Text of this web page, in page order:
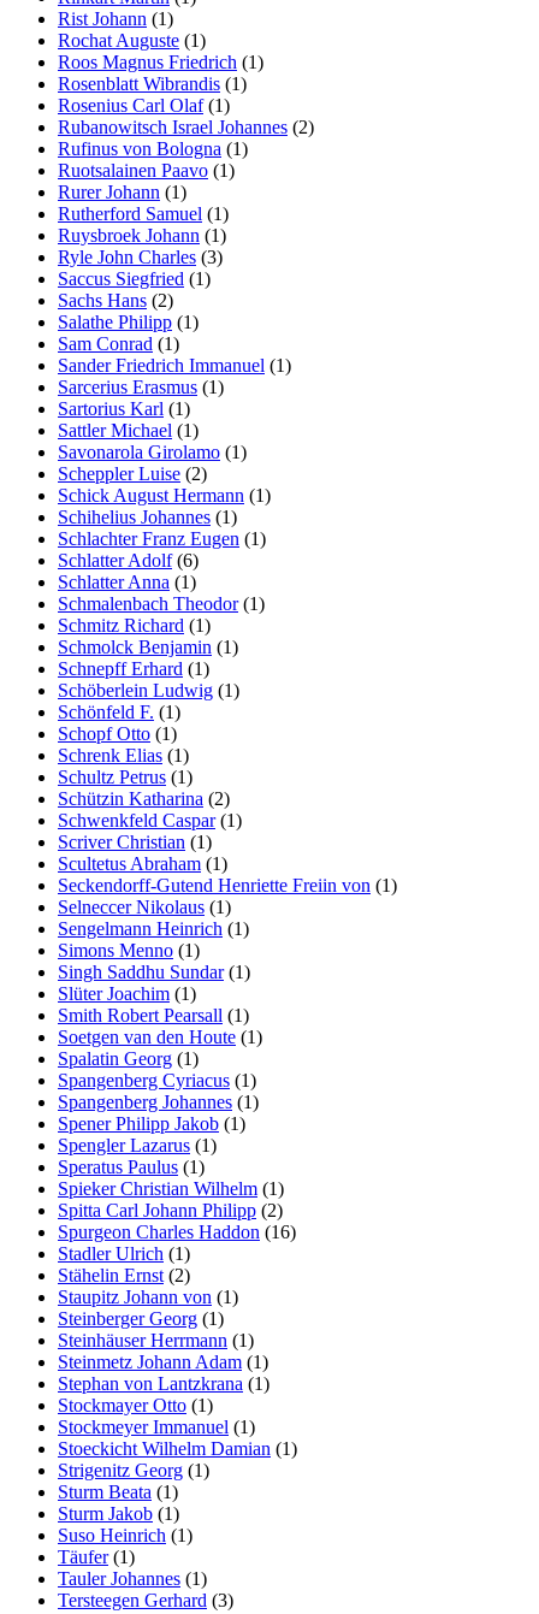
Rist Johann (1)
Rochat Auguste (1)
Roos Magnus Friedrich (1)
Rosenblatt Wibrandis (1)
Rosenius Carl Olaf(1)
Rubanowitsch Israel Johannes (2)
Rufinus von Bologna (1)
Ruotsalainen Paavo (1)
Rurer Johann (1)
Rutherford Samuel (1)
Ruysbroek Johann (1)
Ryle John Charles (3)
Saccus Siegfried (1)
Sachs Hans (2)
Salathe Philipp (1)
Sam Conrad (1)
Sander Friedrich Immanuel (1)
Sarcerius Erasmus (1)
Sartorius Karl (1)
Sattler Michael (1)
Savonarola Girolamo (1)
Scheppler Luise (2)
Schick August Hermann (1)
Schihelius Johannes (1)
Schlachter Franz Eugen (1)
Schlatter Adolf(6)
Schlatter Anna (1)
Schmalenbach Theodor(1)
Schmitz Richard (1)
Schmolck Benjamin (1)
Schnepff Erhard (1)
Schöberlein Ludwig (1)
Schönfeld F. (1)
Schopf Otto (1)
Schrenk Elias (1)
Schultz Petrus (1)
Schützin Katharina (2)
Schwenkfeld Caspar(1)
Scriver Christian (1)
Scultetus Abraham (1)
Seckendorff-Gutend Henriette Freiin von (1)
Selneccer Nikolaus (1)
Sengelmann Heinrich (1)
Simons Menno (1)
Singh Saddhu Sundar(1)
Slüter Joachim (1)
Smith Robert Pearsall (1)
Soetgen van den Houte (1)
Spalatin Georg (1)
Spangenberg Cyriacus (1)
Spangenberg Johannes (1)
Spener Philipp Jakob (1)
Spengler Lazarus (1)
Speratus Paulus (1)
Spieker Christian Wilhelm (1)
Spitta Carl Johann Philipp (2)
Spurgeon Charles Haddon (16)
Stadler Ulrich (1)
Stähelin Ernst (2)
Staupitz Johann von (1)
Steinberger Georg (1)
Steinhäuser Herrmann (1)
Steinmetz Johann Adam (1)
Stephan von Lantzkrana (1)
Stockmayer Otto (1)
Stockmeyer Immanuel (1)
Stoeckicht Wilhelm Damian (1)
Strigenitz Georg (1)
Sturm Beata (1)
Sturm Jakob (1)
Suso Heinrich (1)
Täufer(1)
Tauler Johannes (1)
Tersteegen Gerhard (3)